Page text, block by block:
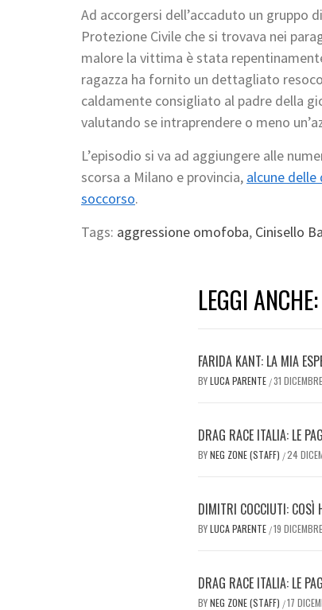
Ad accorgersi dell’accaduto un gruppo
Protezione Civile che si trovava nei
malore la vittima è stata
ragazza ha fornito un dettagliato
caldamente consigliato al padre della
valutando se intraprendere o meno
L’episodio si va ad aggiungere alle
scorsa a Milano e provincia, alcune
soccorso.
Tags: aggressione omofoba, Cinisello
LEGGI ANCHE:
FARIDA KANT: LA MIA
BYLUCA PARENTE /31
DRAG RACE ITALIA: LE
BYNEG ZONE (STAFF) /24
DIMITRI COCCIUTI: COSÌ
BYLUCA PARENTE /19
DRAG RACE ITALIA: LE
BYNEG ZONE (STAFF) /17